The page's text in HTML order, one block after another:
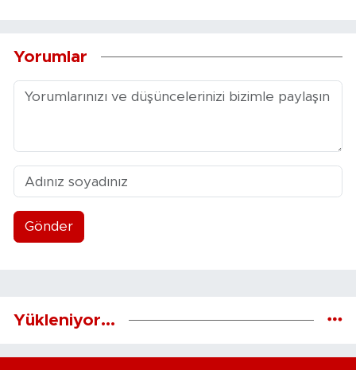
Yorumlar
Gönder
Yükleniyor...